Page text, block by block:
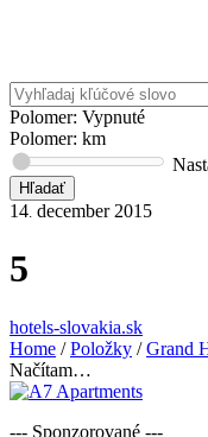
Polomer: Vypnuté
Polomer: km
14. december 2015
5
hotels-slovakia.sk
Home / Položky / Grand
Načítam…
--- Sponzorované ---